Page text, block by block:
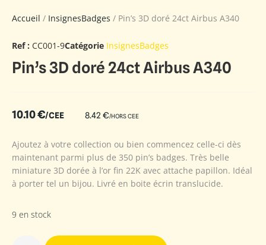
Accueil / InsignesBadges / Pin’s 3D doré 24ct Airbus A340
Ref : CC001-9Catégorie InsignesBadges
Pin’s 3D doré 24ct Airbus A340
10.10€/CEE 8.42 €/HORS CEE
Ajoutez à votre collection ou bien commencez celle-ci dès
maintenant parmi plus de 350 pin’s badges. Très belle
miniature 3D dorée à l’or fin 22K avec attache papillon. Idéal
à porter tel un bijou. Livré en boite écrin translucide.
9 en stock